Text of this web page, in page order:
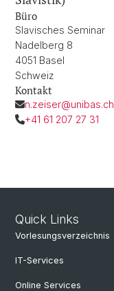
Büro
Slavisches Seminar
Nadelberg 8
4051 Basel
Schweiz
Kontakt
n.zeiser@unibas.ch
+41 61 207 27 31
Quick Links
Vorlesungsverzeichnis
IT-Services
Online Services